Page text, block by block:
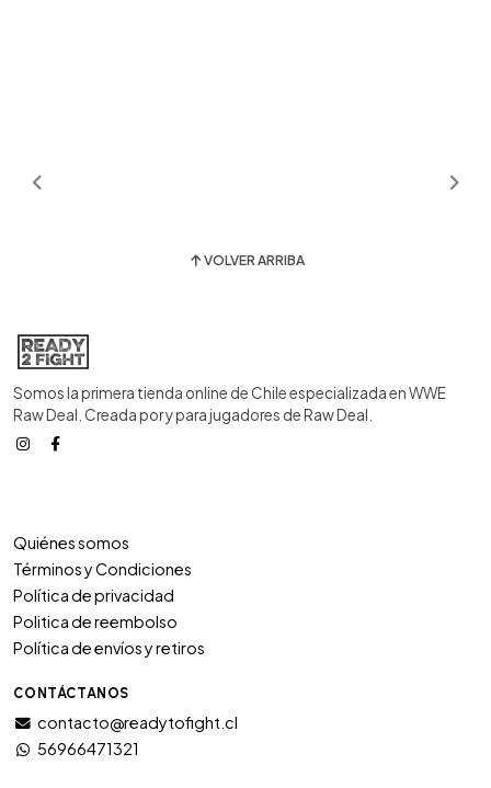
VOLVER ARRIBA
Somos la primera tienda online de Chile especializada en WWE
Raw Deal. Creada por y para jugadores de Raw Deal.
Quiénes somos
Términos y Condiciones
Política de privacidad
Politica de reembolso
Política de envíos y retiros
CONTÁCTANOS
contacto@readytofight.cl
56966471321